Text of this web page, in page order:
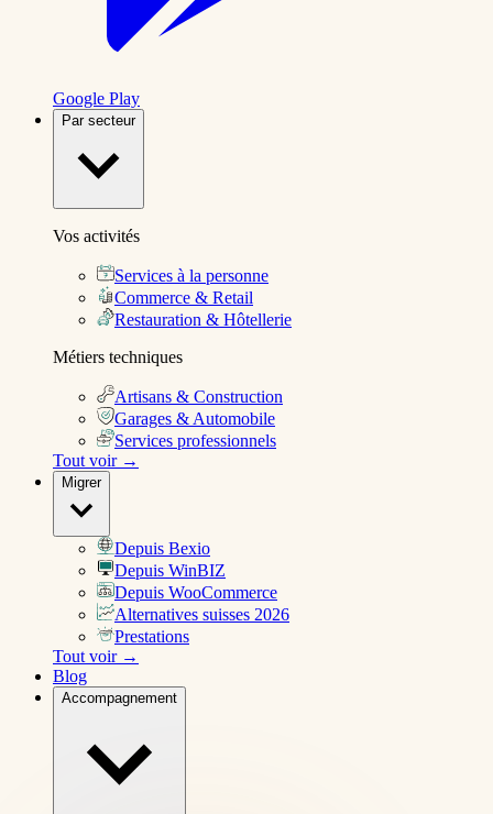
Google Play
Par secteur
Vos activités
Services à la personne
Commerce & Retail
Restauration & Hôtellerie
Métiers techniques
Artisans & Construction
Garages & Automobile
Services professionnels
Tout voir →
Migrer
Depuis Bexio
Depuis WinBIZ
Depuis WooCommerce
Alternatives suisses 2026
Prestations
Tout voir →
Blog
Accompagnement